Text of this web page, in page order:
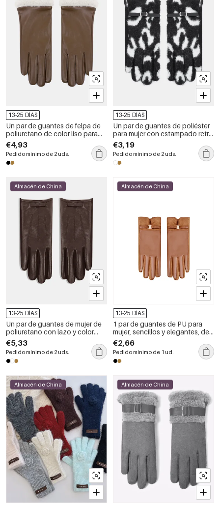
13-25 DÍAS
Un par de guantes de felpa de
poliuretano de color liso para
mujer
€4,93
Pedido mínimo de 2 uds.
13-25 DÍAS
Un par de guantes de poliéster
para mujer con estampado retro
de leopardo.
€3,19
Pedido mínimo de 2 uds.
Almacén de China
13-25 DÍAS
Un par de guantes de mujer de
poliuretano con lazo y color
liso.
€5,33
Pedido mínimo de 2 uds.
Almacén de China
13-25 DÍAS
1 par de guantes de PU para
mujer, sencillos y elegantes, de
color sólido
€2,66
Pedido mínimo de 1 ud.
Almacén de China Almacén de China